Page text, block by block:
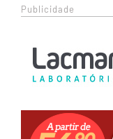
Publicidade